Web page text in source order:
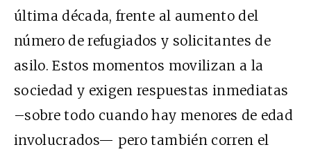
última década, frente al aumento del
número de refugiados y solicitantes de
asilo. Estos momentos movilizan a la
sociedad y exigen respuestas inmediatas
–sobre todo cuando hay menores de edad
involucrados— pero también corren el